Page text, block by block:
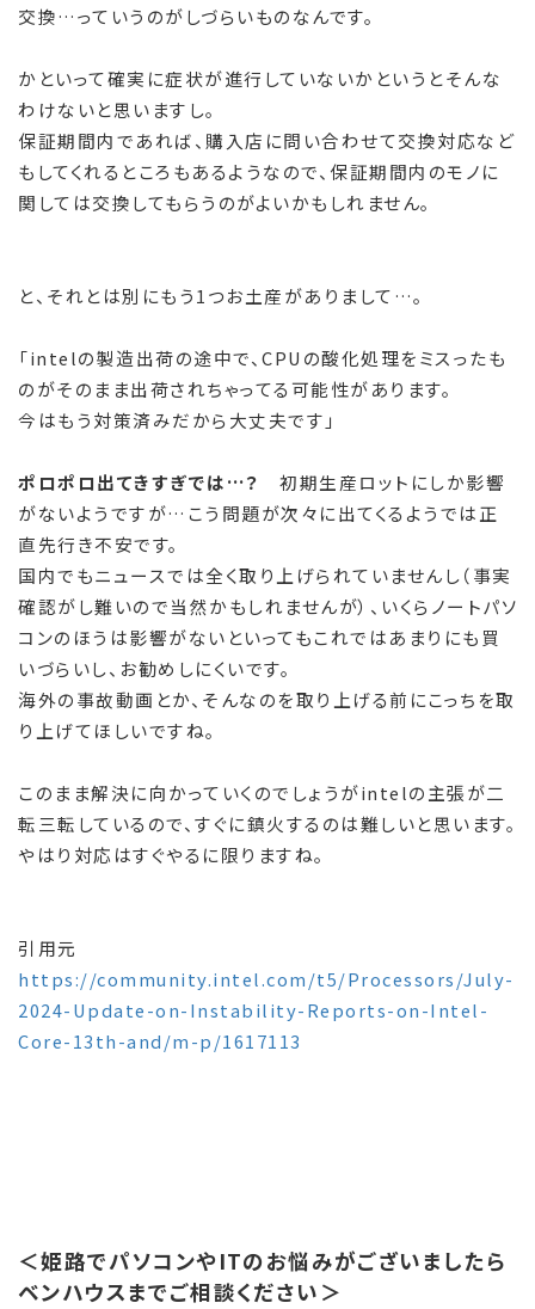
交換…っていうのがしづらいものなんです。
かといって確実に症状が進行していないかというとそんな
わけないと思いますし。
保証期間内であれば、購入店に問い合わせて交換対応など
もしてくれるところもあるようなので、保証期間内のモノに
関しては交換してもらうのがよいかもしれません。
と、それとは別にもう1つお土産がありまして…。
「intelの製造出荷の途中で、CPUの酸化処理をミスったも
のがそのまま出荷されちゃってる可能性があります。
今はもう対策済みだから大丈夫です」
ポロポロ出てきすぎでは…？ 初期生産ロットにしか影響
がないようですが…こう問題が次々に出てくるようでは正
直先行き不安です。
国内でもニュースでは全く取り上げられていませんし（事実
確認がし難いので当然かもしれませんが）、いくらノートパソ
コンのほうは影響がないといってもこれではあまりにも買
いづらいし、お勧めしにくいです。
海外の事故動画とか、そんなのを取り上げる前にこっちを取
り上げてほしいですね。
このまま解決に向かっていくのでしょうがintelの主張が二
転三転しているので、すぐに鎮火するのは難しいと思います。
やはり対応はすぐやるに限りますね。
引用元
https://community.intel.com/t5/Processors/July-
2024-Update-on-Instability-Reports-on-Intel-
Core-13th-and/m-p/1617113
＜姫路でパソコンやITのお悩みがございましたら
ベンハウスまでご相談ください＞